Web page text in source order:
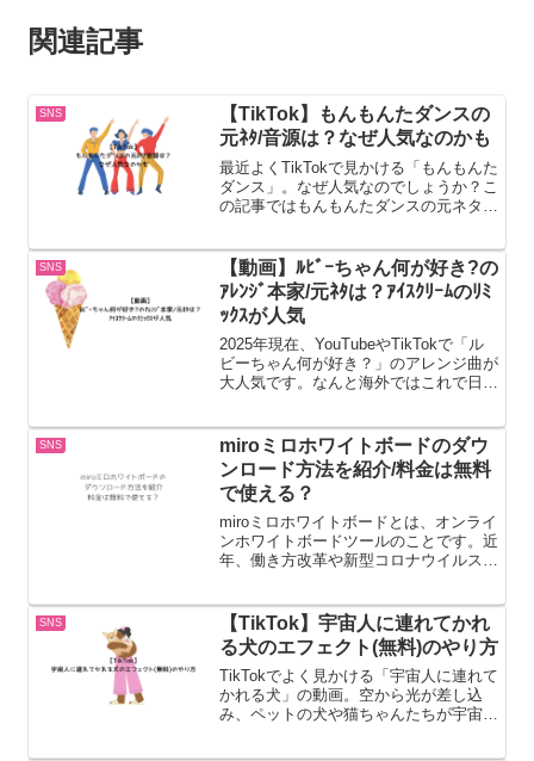
関連記事
SNS
【TikTok】もんもんたダンスの
元ﾈﾀ/音源は？なぜ人気なのかも
最近よくTikTokで見かける「もんもんた
ダンス」。なぜ人気なのでしょうか？こ
の記事ではもんもんたダンスの元ネタ/
んたダンスの元ネタ/音源は？もんもん
たダンスの元ネタも...
SNS
【動画】ﾙﾋﾞｰちゃん何が好き?の
ｱﾚﾝｼﾞ本家/元ﾈﾀは？ｱｲｽｸﾘｰﾑのﾘﾐ
ｯｸｽが人気
2025年現在、YouTubeやTikTokで「ル
ビーちゃん何が好き？」のアレンジ曲が
大人気です。なんと海外ではこれで日本
アレンジの本家/元ネタなどについて調
べてみまし...
SNS
miroミロホワイトボードのダウ
ンロード方法を紹介/料金は無料
で使える？
miroミロホワイトボードとは、オンライ
ンホワイトボードツールのことです。近
年、働き方改革や新型コロナウイルスの
でしょうか。出典：miroミロホワイトボ
ードは、以前から...
SNS
【TikTok】宇宙人に連れてかれ
る犬のエフェクト(無料)のやり方
TikTokでよく見かける「宇宙人に連れて
かれる犬」の動画。空から光が差し込
み、ペットの犬や猫ちゃんたちが宇宙人